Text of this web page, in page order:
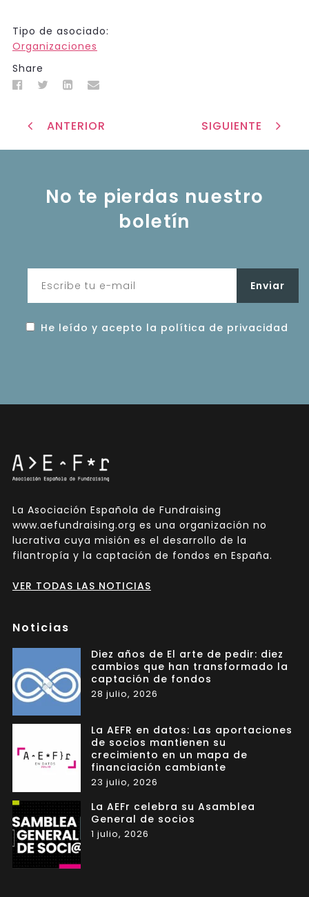
Tipo de asociado:
Organizaciones
Share
ANTERIOR SIGUIENTE
No te pierdas nuestro
boletín
He leído y acepto la política de privacidad
La Asociación Española de Fundraising
www.aefundraising.org es una organización no
lucrativa cuya misión es el desarrollo de la
filantropía y la captación de fondos en España.
VER TODAS LAS NOTICIAS
Noticias
Diez años de El arte de pedir: diez
cambios que han transformado la
captación de fondos
28 julio, 2026
La AEFR en datos: Las aportaciones
de socios mantienen su
crecimiento en un mapa de
financiación cambiante
23 julio, 2026
La AEFr celebra su Asamblea
General de socios
1 julio, 2026